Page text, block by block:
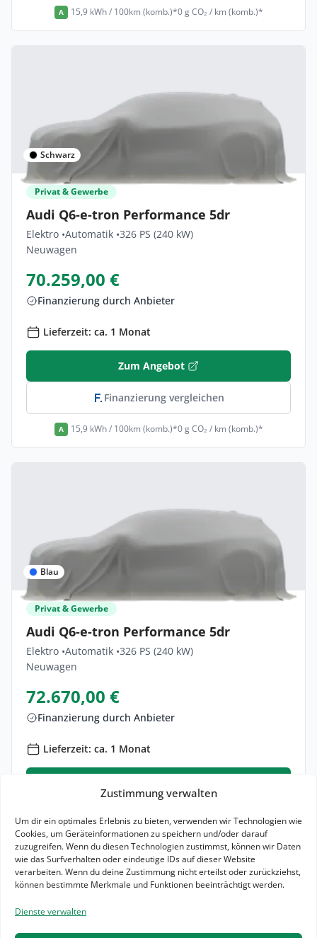
Zustimmung verwalten
Um dir ein optimales Erlebnis zu bieten, verwenden wir Technologien wie
Cookies, um Geräteinformationen zu speichern und/oder darauf
zuzugreifen. Wenn du diesen Technologien zustimmst, können wir Daten
wie das Surfverhalten oder eindeutige IDs auf dieser Website
verarbeiten. Wenn du deine Zustimmung nicht erteilst oder zurückziehst,
können bestimmte Merkmale und Funktionen beeinträchtigt werden.
Dienste verwalten
A 15,9 kWh / 100km (komb.)*0 g CO₂ / km (komb.)*
Schwarz
Privat & Gewerbe
Audi Q6-e-tron Performance 5dr
Elektro •Automatik •326 PS (240 kW)
Neuwagen
70.259,00 €
Finanzierung durch Anbieter
Lieferzeit: ca. 1 Monat
Zum Angebot
Finanzierung vergleichen
A 15,9 kWh / 100km (komb.)*0 g CO₂ / km (komb.)*
Blau
Privat & Gewerbe
Audi Q6-e-tron Performance 5dr
Elektro •Automatik •326 PS (240 kW)
Neuwagen
72.670,00 €
Finanzierung durch Anbieter
Lieferzeit: ca. 1 Monat
A 15,9 kWh / 100km (komb.)*0 g CO₂ / km (komb.)*